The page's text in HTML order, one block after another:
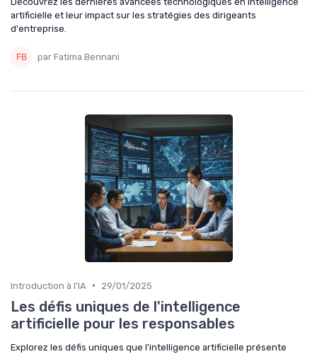
artificielle et leur impact sur les stratégies des dirigeants
d'entreprise.
par Fatima Bennani
Introduction à l'IA • 29/01/2025
Les défis uniques de l'intelligence
artificielle pour les responsables
Explorez les défis uniques que l'intelligence artificielle présente